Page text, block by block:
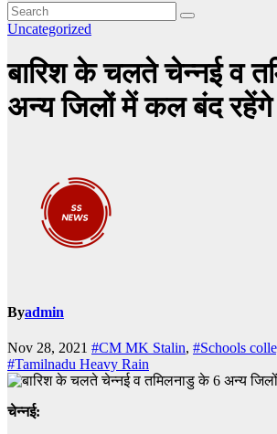
Uncategorized
बारिश के चलते चेन्नई व
अन्य जिलों में कल बंद
Byadmin
Nov 28, 2021 #CM MK Stalin, #Schools
#Tamilnadu Heavy Rain
चेन्नई: